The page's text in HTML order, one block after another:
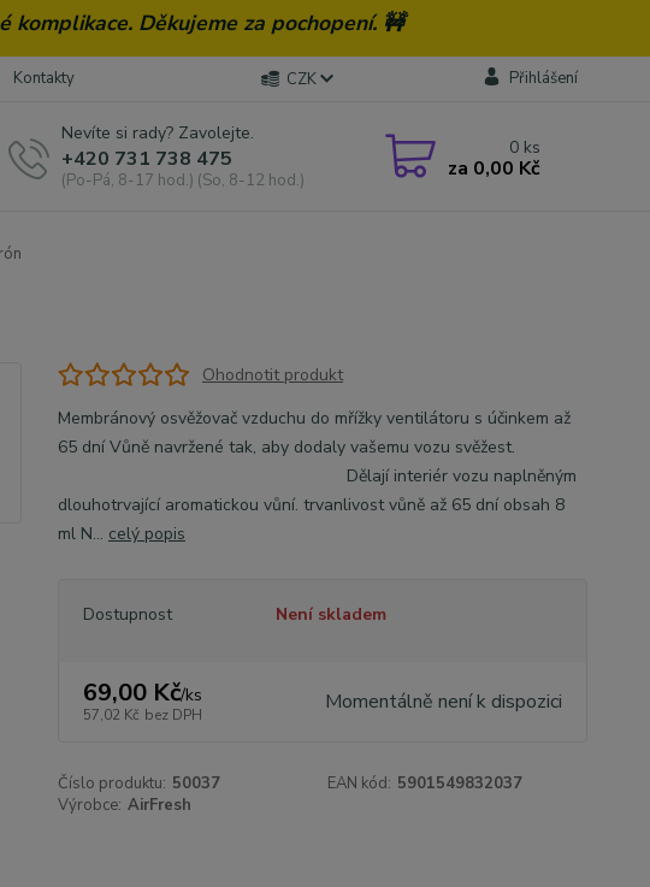
Děkujeme za pochopení. 🚧
Kontakty CZK Přihlášení
Nevíte si rady? Zavolejte.
+420 731 738 475
(Po-Pá, 8-17 hod.) (So, 8-12 hod.)
0 ks
za 0,00 Kč
Ohodnotit produkt
Membránový osvěžovač vzduchu do mřížky ventilátoru s účinkem až
65 dní Vůně navržené tak, aby dodaly vašemu vozu svěžest.
Dělají interiér vozu naplněným
dlouhotrvající aromatickou vůní. trvanlivost vůně až 65 dní obsah 8
ml N... celý popis
Dostupnost Není skladem
69,00 Kč/ks
57,02 Kč bez DPH Momentálně není k dispozici
Číslo produktu: 50037 EAN kód: 5901549832037
Výrobce: AirFresh